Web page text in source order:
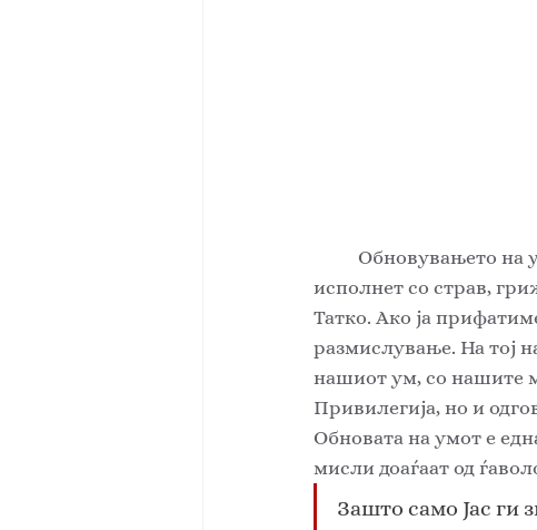
исполнет со страв,
Татко. Ако ја
размислување. На тој
нашиот ум, со нашите
Привилегија, но и
Обновата на умот е
мисли доаѓаат од
Зашто само Јас ги